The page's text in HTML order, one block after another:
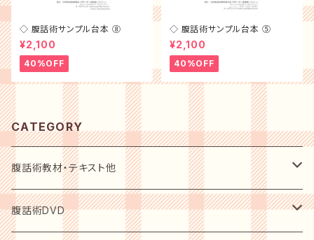
◇ 腹話術サンプル台本 ⑧
¥2,100
40%OFF
◇ 腹話術サンプル台本 ⑤
¥2,100
40%OFF
CATEGORY
腹話術教材・テキスト他
初心者用入門テキスト
腹話術DVD